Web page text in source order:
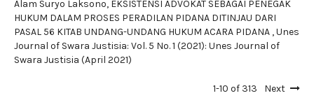
Alam Suryo Laksono, EKSISTENSI ADVOKAT SEBAGAI PENEGAK
HUKUM DALAM PROSES PERADILAN PIDANA DITINJAU DARI
PASAL 56 KITAB UNDANG-UNDANG HUKUM ACARA PIDANA ,Unes
Journal of Swara Justisia: Vol. 5 No. 1 (2021): Unes Journal of
Swara Justisia (April 2021)
1-10 of 313 Next